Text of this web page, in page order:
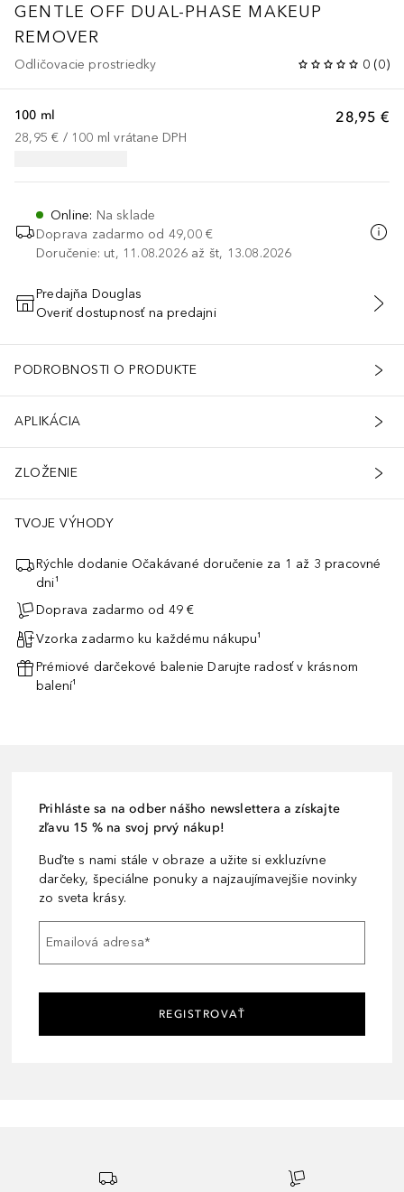
GENTLE OFF DUAL-PHASE MAKEUP
REMOVER
Odličovacie prostriedky 0 (0)
28,95 €
100 ml
28,95 € / 100 ml vrátane DPH
Online: Na sklade
Doprava zadarmo od 49,00 €
Doručenie: ut, 11.08.2026 až št, 13.08.2026
PRIDAŤ DO KOŠÍKA
Predajňa Douglas
Overiť dostupnosť na predajni
PODROBNOSTI O PRODUKTE
APLIKÁCIA
ZLOŽENIE
TVOJE VÝHODY
Rýchle dodanie Očakávané doručenie za 1 až 3 pracovné
dni¹
Doprava zadarmo od 49 €
Vzorka zadarmo ku každému nákupu¹
Prémiové darčekové balenie Darujte radosť v krásnom
balení¹
Prihláste sa na odber nášho newslettera a získajte
zľavu 15 % na svoj prvý nákup!
Buďte s nami stále v obraze a užite si exkluzívne
darčeky, špeciálne ponuky a najzaujímavejšie novinky
zo sveta krásy.
Emailová adresa*
REGISTROVAŤ